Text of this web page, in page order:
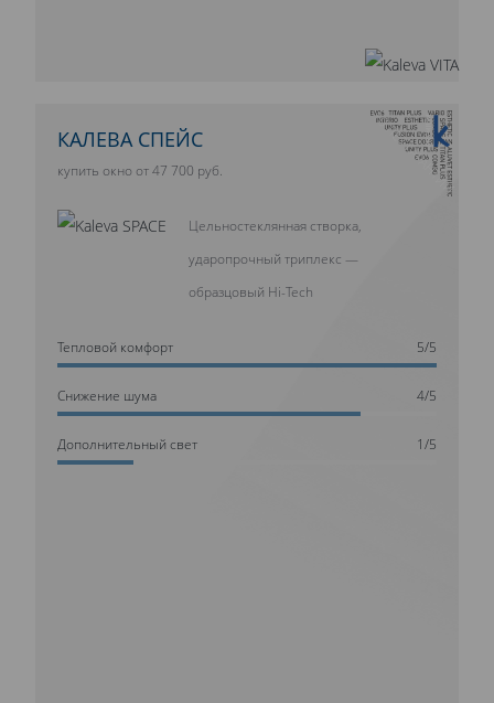
10 ЛЕТ ГАРАНТИИ
КАЛЕВА СПЕЙС
купить окно от 47 700 руб.
Цельностеклянная створка,
ударопрочный триплекс —
образцовый Hi-Tech
Тепловой комфорт 5/5
Cнижение шума 4/5
Дополнительный свет 1/5